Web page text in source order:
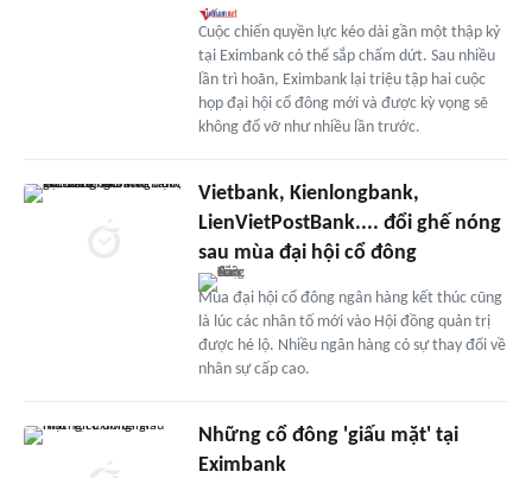
Cuộc chiến quyền lực kéo dài gần một thập kỷ
tại Eximbank có thể sắp chấm dứt. Sau nhiều
lần trì hoãn, Eximbank lại triệu tập hai cuộc
họp đại hội cổ đông mới và được kỳ vọng sẽ
không đổ vỡ như nhiều lần trước.
Vietbank, Kienlongbank,
LienVietPostBank.... đổi ghế nóng
sau mùa đại hội cổ đông
Mùa đại hội cổ đông ngân hàng kết thúc cũng
là lúc các nhân tố mới vào Hội đồng quản trị
được hé lộ. Nhiều ngân hàng có sự thay đổi về
nhân sự cấp cao.
Những cổ đông 'giấu mặt' tại
Eximbank